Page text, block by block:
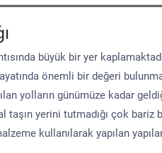
büyük bir yer
önemli bir değeri
yolların günümüze kadar
yerini tutmadığı çok bariz
kullanılarak yapılan